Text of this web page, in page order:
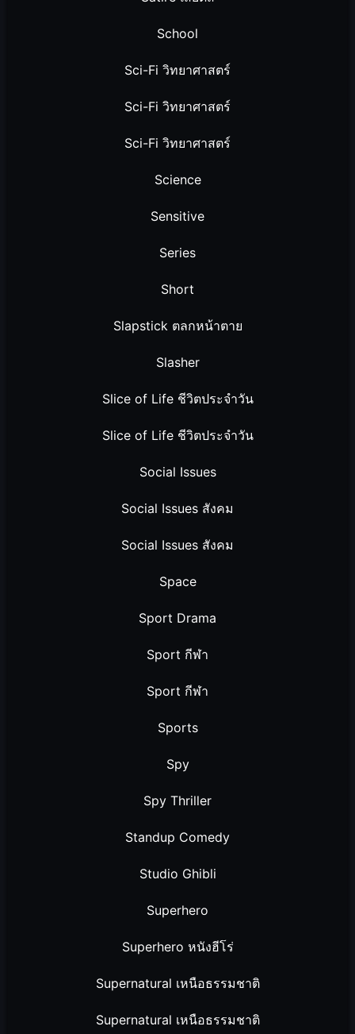
School
Sci-Fi วิทยาศาสตร์
Sci-Fi วิทยาศาสตร์
Sci-Fi วิทยาศาสตร์
Science
Sensitive
Series
Short
Slapstick ตลกหน้าตาย
Slasher
Slice of Life ชีวิตประจำวัน
Slice of Life ชีวิตประจำวัน
Social Issues
Social Issues สังคม
Social Issues สังคม
Space
Sport Drama
Sport กีฬา
Sport กีฬา
Sports
Spy
Spy Thriller
Standup Comedy
Studio Ghibli
Superhero
Superhero หนังฮีโร่
Supernatural เหนือธรรมชาติ
Supernatural เหนือธรรมชาติ